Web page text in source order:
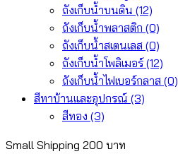
ถังเก็บน้ำบนดิน (12)
ถังเก็บน้ำพลาสติก (0)
ถังเก็บน้ำสเตนเลส (0)
ถังเก็บน้ำโพลิเมอร์(12)
ถังเก็บน้ำไฟเบอร์กลาส (0)
สีทาบ้านและอุปกรณ์ (3)
สีทอง (3)
Small Shipping 200 บาท